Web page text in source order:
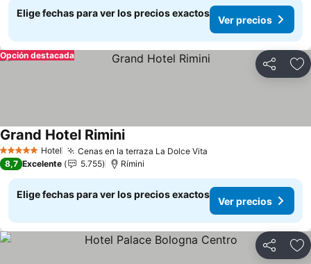
Elige fechas para ver los precios exactos
Ver precios
Compartir
Opción destacada
5 Estrellas Hotel Cenas en la terraza La Dolce Vita
Grand Hotel RiminiVer precios
8,7 Excelente 5.755 Rímini
Elige fechas para ver los precios exactos
Ver precios
Compartir